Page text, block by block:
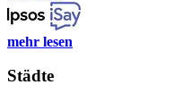
mehr lesen
Städte